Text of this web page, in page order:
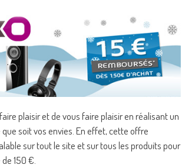
plaisir et de vous faire plaisir en réalisant un
soit vos envies. En effet, cette offre
sur tout le site et sur tous les produits pour
150 €.